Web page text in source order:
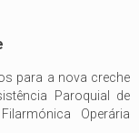
para a nova creche
Paroquial de
Operária